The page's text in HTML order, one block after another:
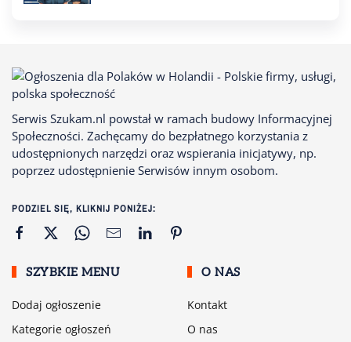
Serwis Szukam.nl powstał w ramach budowy Informacyjnej
Społeczności. Zachęcamy do bezpłatnego korzystania z
udostępnionych narzędzi oraz wspierania inicjatywy, np.
poprzez udostępnienie Serwisów innym osobom.
PODZIEL SIĘ, KLIKNIJ PONIŻEJ:
SZYBKIE MENU
Dodaj ogłoszenie
Kategorie ogłoszeń
O NAS
Kontakt
O nas